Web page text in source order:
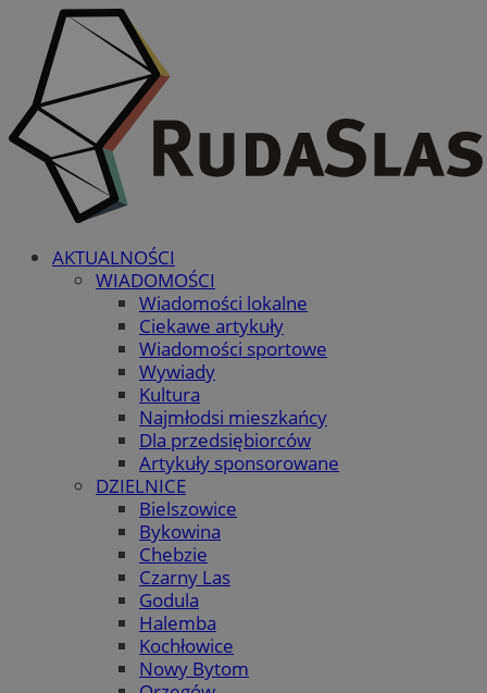
AKTUALNOŚCI
WIADOMOŚCI
Wiadomości lokalne
Ciekawe artykuły
Wiadomości sportowe
Wywiady
Kultura
Najmłodsi mieszkańcy
Dla przedsiębiorców
Artykuły sponsorowane
DZIELNICE
Bielszowice
Bykowina
Chebzie
Czarny Las
Godula
Halemba
Kochłowice
Nowy Bytom